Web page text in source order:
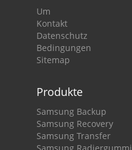
Um
Kontakt
Datenschutz
Bedingungen
Sitemap
Produkte
Samsung Backup
Samsung Recovery
Samsung Transfer